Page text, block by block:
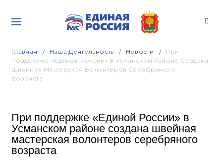
Главная Наша Деятельность Новости
При
Поддержке «Единой России» В Усманском Районе Создана
Швейная Мастерская Волонтеров Серебряного
Возраста
При поддержке «Единой России» в
Усманском районе создана швейная
мастерская волонтеров серебряного
возраста